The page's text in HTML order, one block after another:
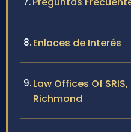
Enlaces de Interés
Law Offices Of
Richmond